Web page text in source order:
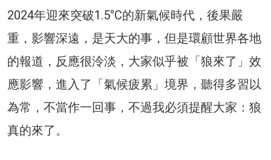
2024年迎來突破1.5°C的新氣候時代，後果嚴
重，影響深遠，是天大的事，但是環顧世界各地
的報道，反應很泠淡，大家似乎被「狼來了」效
應影響，進入了「氣候疲累」境界，聽得多習以
為常，不當作一回事，不過我必須提醒大家：狼
真的來了。